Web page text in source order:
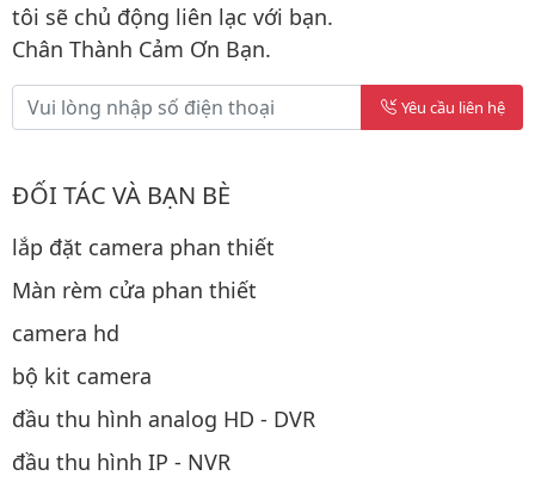
tôi sẽ chủ động liên lạc với bạn.
Chân Thành Cảm Ơn Bạn.
Yêu cầu liên hệ
ĐỐI TÁC VÀ BẠN BÈ
lắp đặt camera phan thiết
Màn rèm cửa phan thiết
camera hd
bộ kit camera
đầu thu hình analog HD - DVR
đầu thu hình IP - NVR